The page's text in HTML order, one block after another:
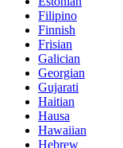
Filipino
Finnish
Frisian
Galician
Georgian
Gujarati
Haitian
Hausa
Hawaiian
Hebrew